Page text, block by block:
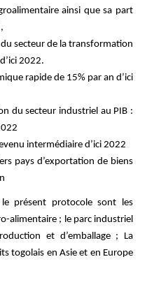
ainsi que sa part
secteur de la transformation
2022.
rapide de 15% par an d’ici
du secteur industriel au PIB :
intermédiaire d’ici 2022
pays d’exportation de biens
présent protocole sont les
alimentaire ; le parc industriel
et d’emballage ; La
togolais en Asie et en Europe